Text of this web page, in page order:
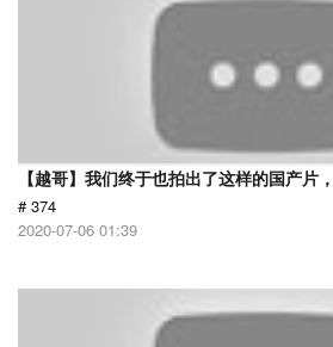
【越哥】我们终于也拍出了这样的国产片
# 374
2020-07-06 01:39